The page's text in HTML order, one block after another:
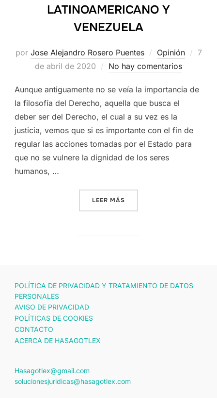
LATINOAMERICANO Y
VENEZUELA
por Jose Alejandro Rosero Puentes Opinión
7
de abril de 2020
No hay comentarios
Aunque antiguamente no se veía la importancia de
la filosofía del Derecho, aquella que busca el
deber ser del Derecho, el cual a su vez es la
justicia, vemos que si es importante con el fin de
regular las acciones tomadas por el Estado para
que no se vulnere la dignidad de los seres
humanos, …
LEER MÁS
POLÍTICA DE PRIVACIDAD Y TRATAMIENTO DE DATOS
PERSONALES
AVISO DE PRIVACIDAD
POLÍTICAS DE COOKIES
CONTACTO
ACERCA DE HASAGOTLEX
Hasagotlex@gmail.com
solucionesjuridicas@hasagotlex.com